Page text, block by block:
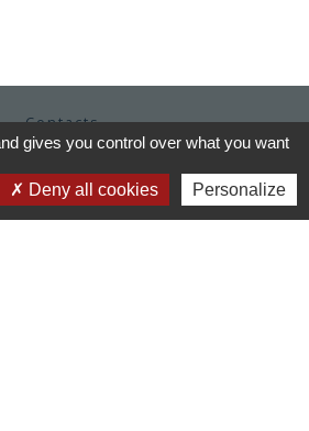
Contacts
de Moutiers
1Place Saint Martin
Moutiers - FRANCE
gives you control over what you want
Deny all cookies Personalize